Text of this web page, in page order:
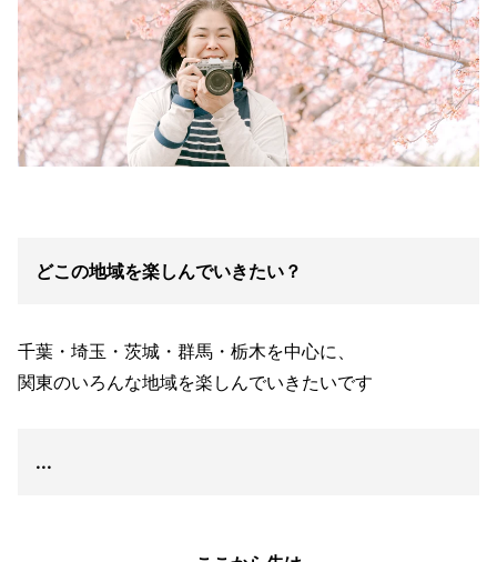
どこの地域を楽しんでいきたい？
千葉・埼玉・茨城・群馬・栃木を中心に、
関東のいろんな地域を楽しんでいきたいです
...